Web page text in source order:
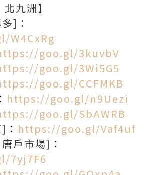
九洲】
]：
goo.gl/3kuvbV
goo.gl/3Wi5G5
goo.gl/CCFMKB
https://goo.gl/n9Uezi
goo.gl/SbAWRB
https://goo.gl/Vaf4uf
戶市場]：
7yj7F6